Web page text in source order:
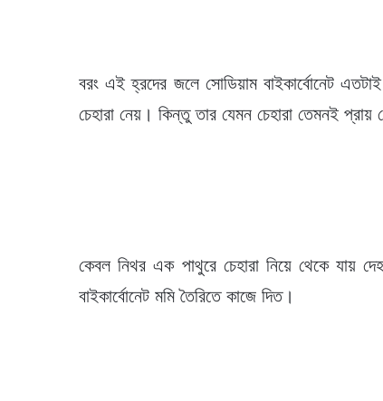
বরং এই হ্রদের জলে সোডিয়াম বাইকার্বোনেট
চেহারা নেয়। কিন্তু তার যেমন চেহারা তেমনই প্রায়
কেবল নিথর এক পাথুরে চেহারা নিয়ে থেকে যায়
বাইকার্বোনেট মমি তৈরিতে কাজে দিত।